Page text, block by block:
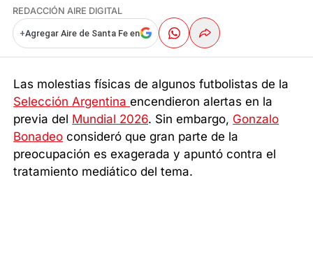
REDACCIÓN AIRE DIGITAL
+Agregar Aire de Santa Fe en
Las molestias físicas de algunos futbolistas de la
Selección Argentinaencendieron alertas en la
previa del Mundial 2026. Sin embargo, Gonzalo
Bonadeo consideró que gran parte de la
preocupación es exagerada y apuntó contra el
tratamiento mediático del tema.